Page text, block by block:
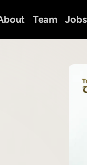
Team Jobs